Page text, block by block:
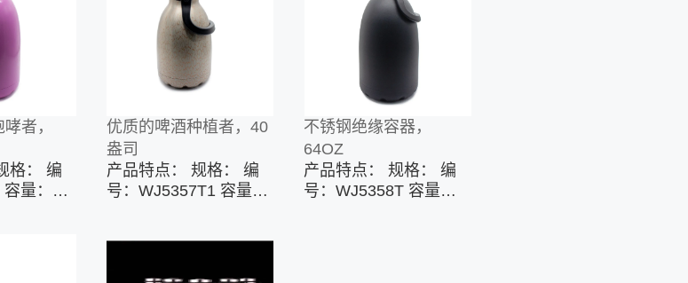
者，
格： 编
量：64
义选
优质的啤酒种植者，40
盎司
产品特点： 规格： 编
号：WJ5357T1 容量：
不锈钢绝缘容器，
64OZ
产品特点： 规格： 编
号：WJ5358T 容量：